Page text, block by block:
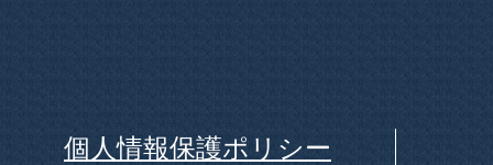
個人情報保護ポリシー